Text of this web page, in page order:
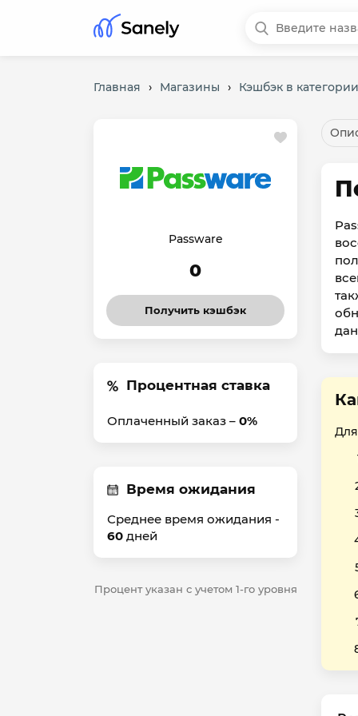
Главная › Магазины › Кэшбэк в
Passware
0
Получить кэшбэк
Процентная ставка
Оплаченный заказ – 0%
Время ожидания
Среднее время ожидания -
60 дней
Процент указан с учетом 1-го уровня